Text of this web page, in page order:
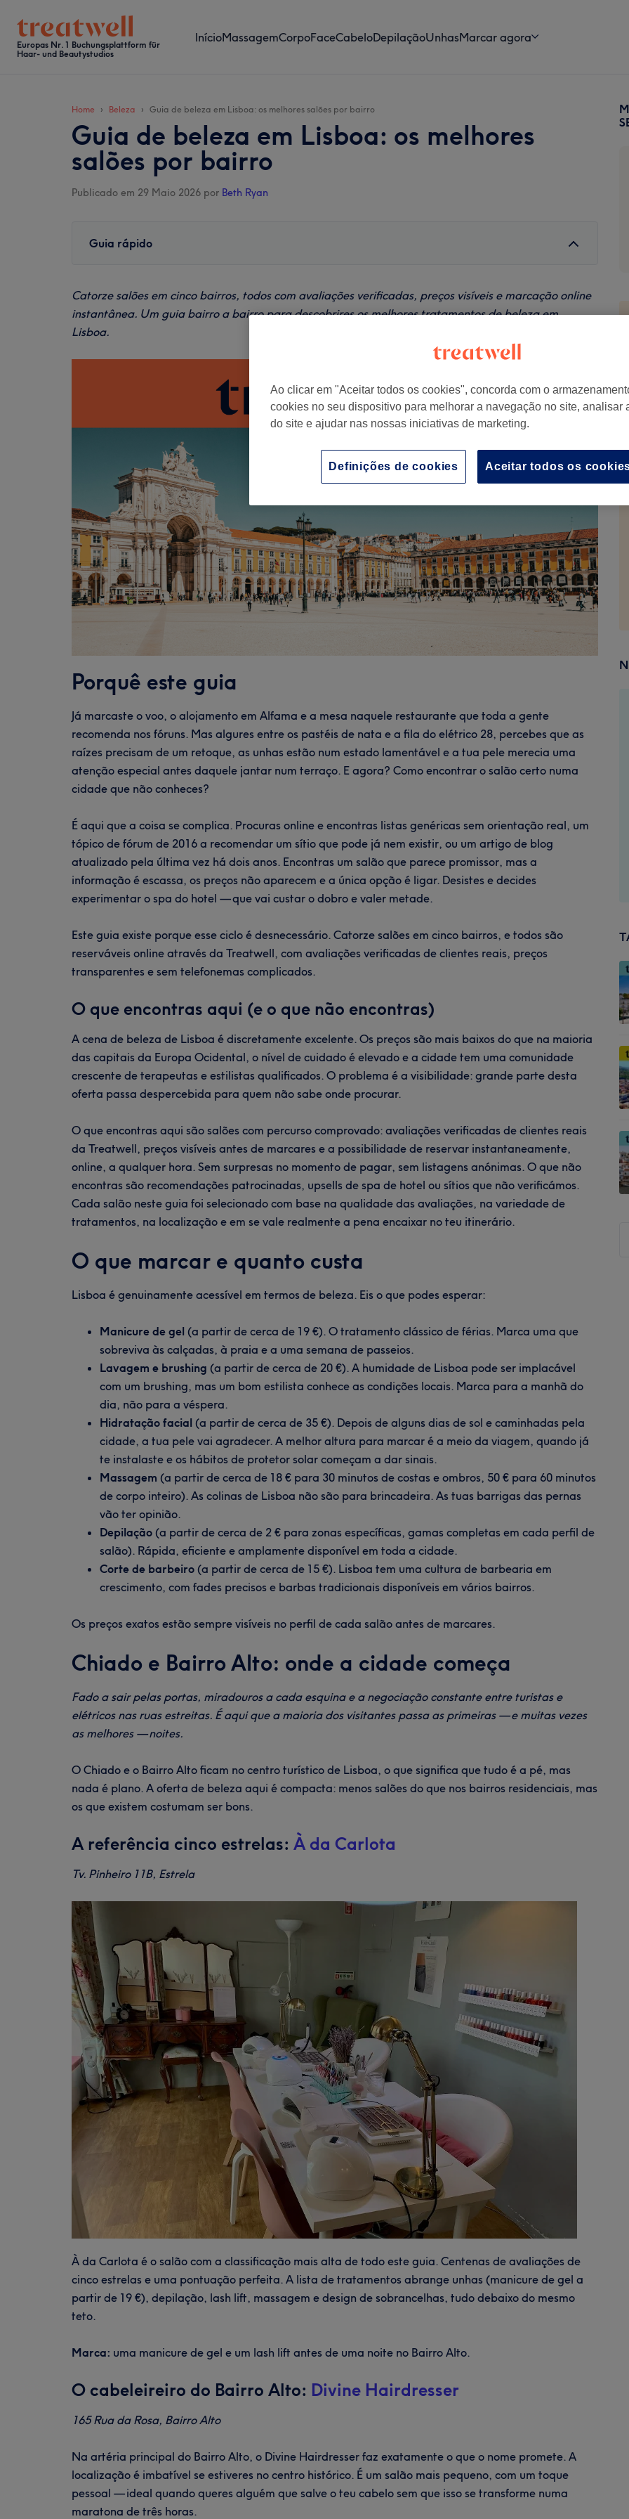
main
secondary
primary
footerEuropas Nr. 1 Buchungsplattform für
Haar- und Beautystudios
InícioMassagemCorpoFaceCabeloDepilaçãoUnhasMarcar agora
Home Beleza Guia de beleza em Lisboa: os melhores salões por bairro
Guia de beleza em Lisboa: os melhores
salões por bairro
Publicado em 29 Maio 2026 por Beth Ryan
Guia rápido
Catorze salões em cinco bairros, todos com avaliações verificadas, preços visíveis e marcação online
instantânea. Um guia bairro a bairro para descobrires os melhores tratamentos de beleza em
Lisboa.
Porquê este guia
Já marcaste o voo, o alojamento em Alfama e a mesa naquele restaurante que toda a gente
recomenda nos fóruns. Mas algures entre os pastéis de nata e a fila do elétrico 28, percebes que as
raízes precisam de um retoque, as unhas estão num estado lamentável e a tua pele merecia uma
atenção especial antes daquele jantar num terraço. E agora? Como encontrar o salão certo numa
cidade que não conheces?
É aqui que a coisa se complica. Procuras online e encontras listas genéricas sem orientação real, um
tópico de fórum de 2016 a recomendar um sítio que pode já nem existir, ou um artigo de blog
atualizado pela última vez há dois anos. Encontras um salão que parece promissor, mas a
informação é escassa, os preços não aparecem e a única opção é ligar. Desistes e decides
experimentar o spa do hotel — que vai custar o dobro e valer metade.
Este guia existe porque esse ciclo é desnecessário. Catorze salões em cinco bairros, e todos são
reserváveis online através da Treatwell, com avaliações verificadas de clientes reais, preços
transparentes e sem telefonemas complicados.
O que encontras aqui (e o que não encontras)
A cena de beleza de Lisboa é discretamente excelente. Os preços são mais baixos do que na maioria
das capitais da Europa Ocidental, o nível de cuidado é elevado e a cidade tem uma comunidade
crescente de terapeutas e estilistas qualificados. O problema é a visibilidade: grande parte desta
oferta passa despercebida para quem não sabe onde procurar.
O que encontras aqui são salões com percurso comprovado: avaliações verificadas de clientes reais
da Treatwell, preços visíveis antes de marcares e a possibilidade de reservar instantaneamente,
online, a qualquer hora. Sem surpresas no momento de pagar, sem listagens anónimas. O que não
encontras são recomendações patrocinadas, upsells de spa de hotel ou sítios que não verificámos.
Cada salão neste guia foi selecionado com base na qualidade das avaliações, na variedade de
tratamentos, na localização e em se vale realmente a pena encaixar no teu itinerário.
O que marcar e quanto custa
Lisboa é genuinamente acessível em termos de beleza. Eis o que podes esperar:
Manicure de gel (a partir de cerca de 19 €). O tratamento clássico de férias. Marca uma que
sobreviva às calçadas, à praia e a uma semana de passeios.
Lavagem e brushing (a partir de cerca de 20 €). A humidade de Lisboa pode ser implacável
com um brushing, mas um bom estilista conhece as condições locais. Marca para a manhã do
dia, não para a véspera.
Hidratação facial (a partir de cerca de 35 €). Depois de alguns dias de sol e caminhadas pela
cidade, a tua pele vai agradecer. A melhor altura para marcar é a meio da viagem, quando já
te instalaste e os hábitos de protetor solar começam a dar sinais.
Massagem (a partir de cerca de 18 € para 30 minutos de costas e ombros, 50 € para 60 minutos
de corpo inteiro). As colinas de Lisboa não são para brincadeira. As tuas barrigas das pernas
vão ter opinião.
Depilação (a partir de cerca de 2 € para zonas específicas, gamas completas em cada perfil de
salão). Rápida, eficiente e amplamente disponível em toda a cidade.
Corte de barbeiro (a partir de cerca de 15 €). Lisboa tem uma cultura de barbearia em
crescimento, com fades precisos e barbas tradicionais disponíveis em vários bairros.
Os preços exatos estão sempre visíveis no perfil de cada salão antes de marcares.
Chiado e Bairro Alto: onde a cidade começa
Fado a sair pelas portas, miradouros a cada esquina e a negociação constante entre turistas e
elétricos nas ruas estreitas. É aqui que a maioria dos visitantes passa as primeiras — e muitas vezes
as melhores — noites.
O Chiado e o Bairro Alto ficam no centro turístico de Lisboa, o que significa que tudo é a pé, mas
nada é plano. A oferta de beleza aqui é compacta: menos salões do que nos bairros residenciais, mas
os que existem costumam ser bons.
A referência cinco estrelas: À da Carlota
Tv. Pinheiro 11B, Estrela
À da Carlota é o salão com a classificação mais alta de todo este guia. Centenas de avaliações de
cinco estrelas e uma pontuação perfeita. A lista de tratamentos abrange unhas (manicure de gel a
partir de 19 €), depilação, lash lift, massagem e design de sobrancelhas, tudo debaixo do mesmo
teto.
Marca: uma manicure de gel e um lash lift antes de uma noite no Bairro Alto.
O cabeleireiro do Bairro Alto: Divine Hairdresser
165 Rua da Rosa, Bairro Alto
Na artéria principal do Bairro Alto, o Divine Hairdresser faz exatamente o que o nome promete. A
localização é imbatível se estiveres no centro histórico. É um salão mais pequeno, com um toque
pessoal — ideal quando queres alguém que salve o teu cabelo sem que isso se transforme numa
maratona de três horas.
Ao clicar em "Aceitar todos os cookies", concorda com o
cookies no seu dispositivo para melhorar a navegação no site, analisar
do site e ajudar nas nossas iniciativas de marketing.
Aceitar todos os
Definições de cookies